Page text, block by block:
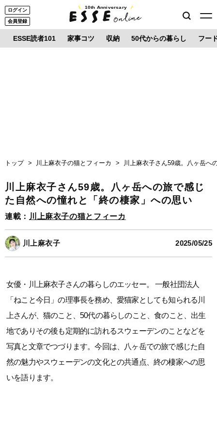
ログイン
会員登録
10th Anniversary
ESSE読者101 家事コツ 収納 50代からの暮らし フー
トップ 川上麻衣子の猫とフィーカ 川上麻衣子さん59歳。八ヶ岳へ
川上麻衣子さん59歳。八ヶ岳への旅で感じ
た自然への憧れと「終の棲家」への思い
連載： 川上麻衣子の猫とフィーカ
川上麻衣子 2025/05/25
女優・川上麻衣子さんの暮らしのエッセー。 一般社団法人
「ねこと今日」の理事長を務め、愛猫家としても知られる川
上さんが、猫のこと、50代の暮らしのこと、食のこと、出生
地でありその後も定期的に訪れるスウェーデンのことなどを
写真と文章でつづります。今回は、八ヶ岳での旅で感じた自
然の魅力やスウェーデンの文化との共通点、終の棲家への思
いを語ります。